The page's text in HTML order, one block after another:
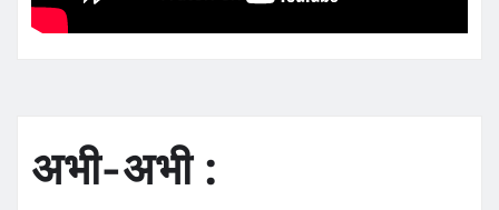
अभी-अभी :